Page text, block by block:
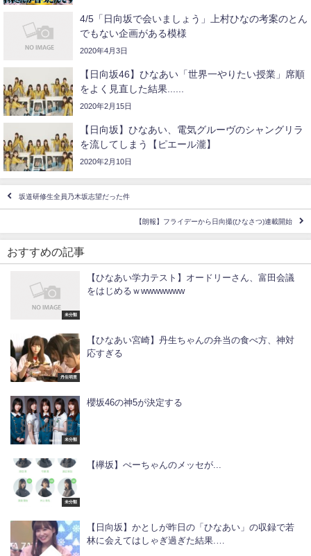
4/5「日向坂で会いましょう」上村ひなの考案のとん
でもない企画がある模様
2020年4月3日
【日向坂46】ひなあい「世界一やりたい授業」席順
をよく見直した結果......
2020年2月15日
【日向坂】ひなあい、電気グルーヴのシャングリラ
を流してしまう【ピエール瀧】
2020年2月10日
坂道研修生全員乃木坂志望だった件
【朗報】フライデーから日向撮(ひなさつ)連載開始
おすすめの記事
未分類
【ひなあい学力テスト】オードリーさん、富田会議
をはじめるｗwwwwwww
丹生明里
【ひなあい宮崎】丹生ちゃんの弁当の食べ方、神対
応すぎる
未分類
櫻坂46の神5が決定する
未分類
【欅坂】ぺーちゃんのメッセが...
【日向坂】かとしが昨日の「ひなあい」の収録で若
林に会えてはしゃぎ過ぎた結果.…